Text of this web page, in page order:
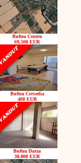
Buftea Centru
69.500 EUR
Buftea Crevedia
480 EUR
Buftea Darza
30.000 EUR